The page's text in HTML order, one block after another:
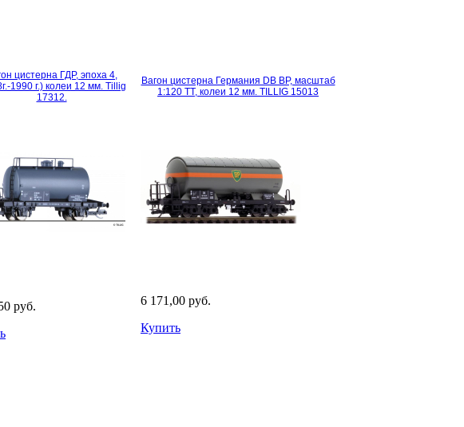
цистерна ГДР, эпоха 4,
1990 г.) колеи 12 мм. Tillig
17312.
руб.
Вагон цистерна Германия DB BP, масштаб
1:120 TT, колеи 12 мм. TILLIG 15013
6 171,00 руб.
Купить